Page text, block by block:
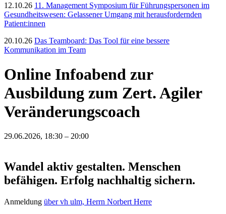
12.10.26 11. Management Symposium für Führungspersonen im
Gesundheitswesen: Gelassener Umgang mit herausfordernden
Patient:innen
20.10.26 Das Teamboard: Das Tool für eine bessere
Kommunikation im Team
Online Infoabend zur
Ausbildung zum Zert. Agiler
Veränderungscoach
29.06.2026, 18:30 – 20:00
Wandel aktiv gestalten. Menschen
befähigen. Erfolg nachhaltig sichern.
Anmeldung über vh ulm, Herrn Norbert Herre